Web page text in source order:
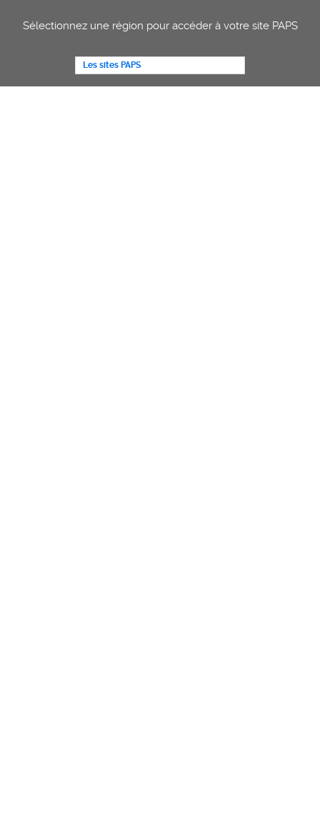
Sélectionnez une région pour accéder à votre site PAPS
Les sites PAPS